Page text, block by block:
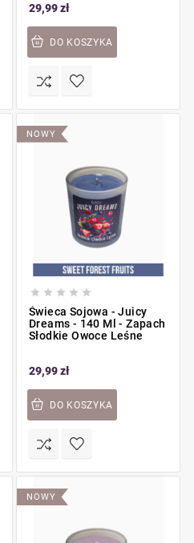
29,99 zł
DO KOSZYKA
NOWY
    
Świeca Sojowa - Juicy
Dreams - 140 Ml - Zapach
Słodkie Owoce Leśne
29,99 zł
DO KOSZYKA
NOWY